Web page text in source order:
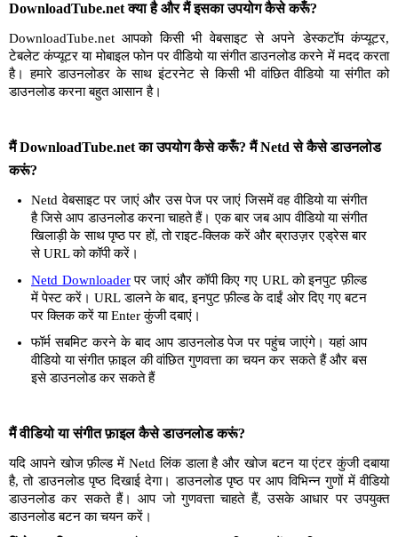
DownloadTube.net क्या है और मैं इसका उपयोग कैसे करूँ?
DownloadTube.net आपको किसी भी वेबसाइट से अपने डेस्कटॉप कंप्यूटर,
टेबलेट कंप्यूटर या मोबाइल फोन पर वीडियो या संगीत डाउनलोड करने में मदद करता
है। हमारे डाउनलोडर के साथ इंटरनेट से किसी भी वांछित वीडियो या संगीत को
डाउनलोड करना बहुत आसान है।
मैं DownloadTube.net का उपयोग कैसे करूँ? मैं Netd से कैसे डाउनलोड
करूं?
Netd वेबसाइट पर जाएं और उस पेज पर जाएं जिसमें वह वीडियो या संगीत
है जिसे आप डाउनलोड करना चाहते हैं। एक बार जब आप वीडियो या संगीत
खिलाड़ी के साथ पृष्ठ पर हों, तो राइट-क्लिक करें और ब्राउज़र एड्रेस बार
से URL को कॉपी करें।
Netd Downloaderपर जाएं और कॉपी किए गए URL को इनपुट फ़ील्ड
में पेस्ट करें। URL डालने के बाद, इनपुट फ़ील्ड के दाईं ओर दिए गए बटन
पर क्लिक करें या Enter कुंजी दबाएं।
फॉर्म सबमिट करने के बाद आप डाउनलोड पेज पर पहुंच जाएंगे। यहां आप
वीडियो या संगीत फ़ाइल की वांछित गुणवत्ता का चयन कर सकते हैं और बस
इसे डाउनलोड कर सकते हैं
मैं वीडियो या संगीत फ़ाइल कैसे डाउनलोड करूं?
यदि आपने खोज फ़ील्ड में Netd लिंक डाला है और खोज बटन या एंटर कुंजी दबाया
है, तो डाउनलोड पृष्ठ दिखाई देगा। डाउनलोड पृष्ठ पर आप विभिन्न गुणों में वीडियो
डाउनलोड कर सकते हैं। आप जो गुणवत्ता चाहते हैं, उसके आधार पर उपयुक्त
डाउनलोड बटन का चयन करें।